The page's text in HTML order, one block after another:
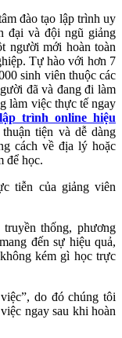
đào tạo lập trình uy
đại và đội ngũ giảng
người mới hoàn toàn
Tự hào với hơn 7
sinh viên thuộc các
đã và đang đi làm
làm việc thực tế ngay
trình online hiệu
tiện và dễ dàng
cách về địa lý hoặc
để học.
thống, phương
đến sự hiệu quả,
kém gì học trực
do đó chúng tôi
ngay sau khi hoàn